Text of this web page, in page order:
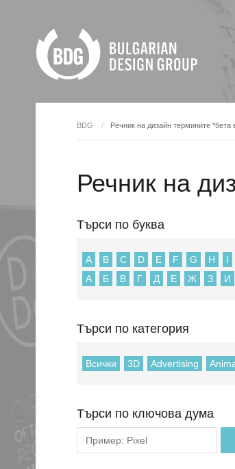
BDG Речник на дизайн термините *бета
Речник на
Търси по буква
A B C D E F G H I
А
Б В Г Д Е Ж З И
Търси по категория
Всички 3D Advertising
Търси по ключова дума